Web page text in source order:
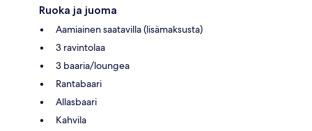
Ruoka ja juoma
Aamiainen saatavilla (lisämaksusta)
3 ravintolaa
3 baaria/loungea
Rantabaari
Allasbaari
Kahvila